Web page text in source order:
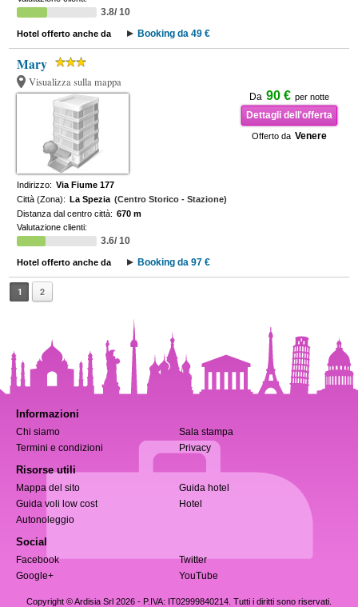
3.8/ 10
Hotel offerto anche da Booking da 49 €
Mary
Visualizza sulla mappa
Da 90 € per notte
Dettagli dell'offerta
Offerto da Venere
Indirizzo: Via Fiume 177
Città (Zona): La Spezia (Centro Storico - Stazione)
Distanza dal centro città: 670 m
Valutazione clienti:
3.6/ 10
Hotel offerto anche da Booking da 97 €
1 2
Informazioni
Chi siamo
Sala stampa
Termini e condizioni
Privacy
Risorse utili
Mappa del sito
Guida hotel
Guida voli low cost
Hotel
Autonoleggio
Social
Facebook
Twitter
Google+
YouTube
Copyright © Ardisia Srl 2026 - P.IVA: IT02999840214. Tutti i diritti sono riservati.